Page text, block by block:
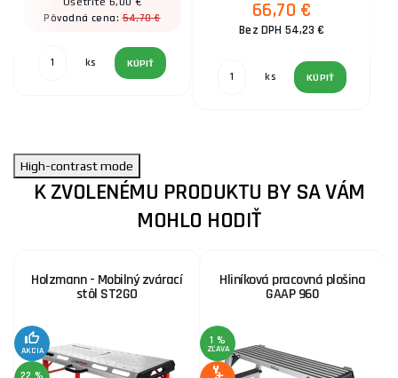
Pôvodná cena:54,70 €
ks KÚPIŤ
66,70 €
Bez DPH 54,23 €
ks KÚPIŤ
High-contrast mode
K ZVOLENÉMU PRODUKTU BY SA VÁM
MOHLO HODIŤ
Holzmann - Mobilný zvárací
stôl ST2GO
AKCIA
Hliníková pracovná plošina
GAAP 960
1 %
ZĽAVA